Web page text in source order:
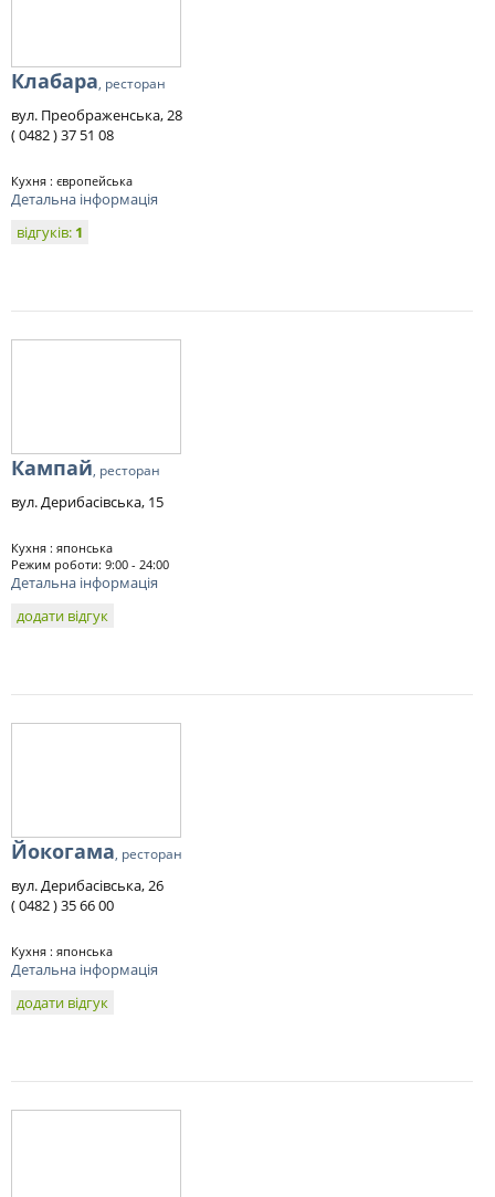
Клабара, ресторан
вул. Преображенська, 28
( 0482 ) 37 51 08
Кухня : європейська
Детальна інформація
відгуків: 1
Кампай, ресторан
вул. Дерибасівська, 15
Кухня : японська
Режим роботи: 9:00 - 24:00
Детальна інформація
додати відгук
Йокогама, ресторан
вул. Дерибасівська, 26
( 0482 ) 35 66 00
Кухня : японська
Детальна інформація
додати відгук